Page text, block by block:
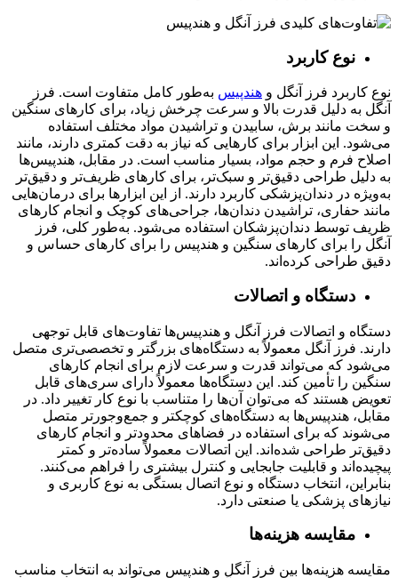
نوع کاربرد
نوع کاربرد فرز آنگل و هندپیس به‌طور کامل متفاوت است. فرز
آنگل به دلیل قدرت بالا و سرعت چرخش زیاد، برای کارهای سنگین
و سخت مانند برش، سابیدن و تراشیدن مواد مختلف استفاده
می‌شود. این ابزار برای کارهایی که نیاز به دقت کمتری دارند، مانند
اصلاح فرم و حجم مواد، بسیار مناسب است. در مقابل، هندپیس‌ها
به دلیل طراحی دقیق‌تر و سبک‌تر، برای کارهای ظریف‌تر و دقیق‌تر
به‌ویژه در دندان‌پزشکی کاربرد دارند. از این ابزارها برای درمان‌هایی
مانند حفاری، تراشیدن دندان‌ها، جراحی‌های کوچک و انجام کارهای
ظریف توسط دندان‌پزشکان استفاده می‌شود. به‌طور کلی، فرز
آنگل را برای کارهای سنگین و هندپیس را برای کارهای حساس و
دقیق طراحی کرده‌اند.
دستگاه و اتصالات
دستگاه و اتصالات فرز آنگل و هندپیس‌ها تفاوت‌های قابل توجهی
دارند. فرز آنگل معمولاً به دستگاه‌های بزرگتر و تخصصی‌تری متصل
می‌شود که می‌تواند قدرت و سرعت لازم برای انجام کارهای
سنگین را تأمین کند. این دستگاه‌ها معمولاً دارای سری‌های قابل
تعویض هستند که می‌توان آن‌ها را متناسب با نوع کار تغییر داد. در
مقابل، هندپیس‌ها به دستگاه‌های کوچکتر و جمع‌وجورتر متصل
می‌شوند که برای استفاده در فضاهای محدودتر و انجام کارهای
دقیق‌تر طراحی شده‌اند. این اتصالات معمولاً ساده‌تر و کمتر
پیچیده‌اند و قابلیت جابجایی و کنترل بیشتری را فراهم می‌کنند.
بنابراین، انتخاب دستگاه و نوع اتصال بستگی به نوع کاربری و
نیازهای پزشکی یا صنعتی دارد.
مقایسه هزینه‌ها
مقایسه هزینه‌ها بین فرز آنگل و هندپیس می‌تواند به انتخاب مناسب